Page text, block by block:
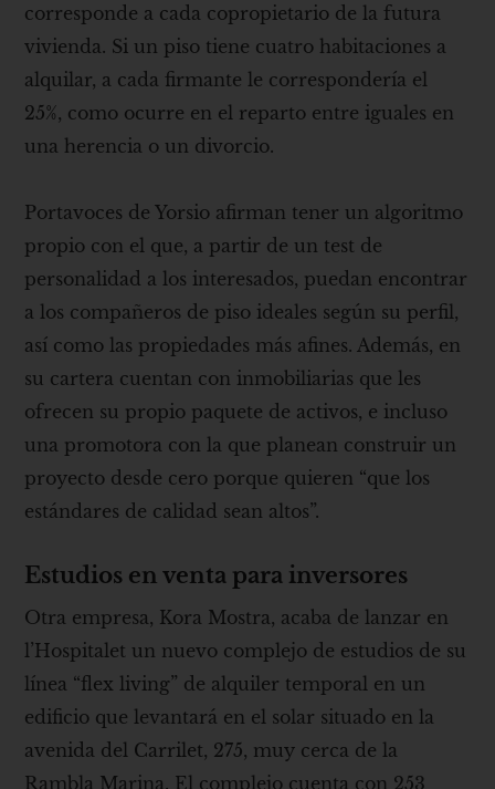
corresponde a cada copropietario de la futura
vivienda. Si un piso tiene cuatro habitaciones a
alquilar, a cada firmante le correspondería el
25%, como ocurre en el reparto entre iguales en
una herencia o un divorcio.
Portavoces de Yorsio afirman tener un algoritmo
propio con el que, a partir de un test de
personalidad a los interesados, puedan encontrar
a los compañeros de piso ideales según su perfil,
así como las propiedades más afines. Además, en
su cartera cuentan con inmobiliarias que les
ofrecen su propio paquete de activos, e incluso
una promotora con la que planean construir un
proyecto desde cero porque quieren “que los
estándares de calidad sean altos”.
Estudios en venta para inversores
Otra empresa, Kora Mostra, acaba de lanzar en
l’Hospitalet un nuevo complejo de estudios de su
línea “flex living” de alquiler temporal en un
edificio que levantará en el solar situado en la
avenida del Carrilet, 275, muy cerca de la
Rambla Marina. El complejo cuenta con 253